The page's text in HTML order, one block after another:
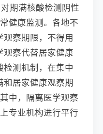
期满核酸检测阴性
健康监测。各地不
察期限，不得用
察代替居家健康
测机制，在集中
和居家健康观察期
中，隔离医学观察
专业机构进行平行